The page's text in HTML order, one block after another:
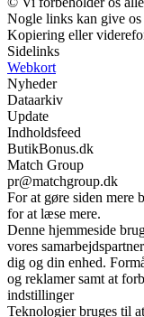
Nogle links kan give
Kopiering eller
Sidelinks
Webkort
Nyheder
Dataarkiv
Update
Indholdsfeed
ButikBonus.dk
Match Group
pr@matchgroup.dk
For at gøre siden mere
for at læse mere.
Denne hjemmeside
vores
dig og din enhed.
og reklamer samt at
indstillinger
Teknologier bruges til